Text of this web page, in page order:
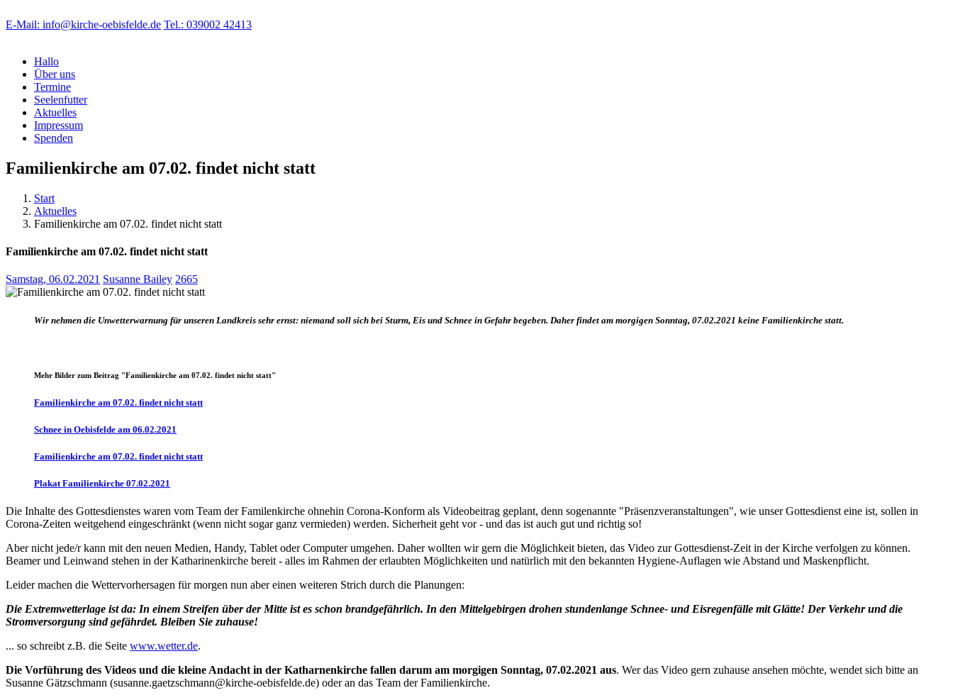
E-Mail: info@kirche-oebisfelde.de Tel.: 039002 42413
Hallo
Über uns
Termine
Seelenfutter
Aktuelles
Impressum
Spenden
Familienkirche am 07.02. findet nicht statt
Start
Aktuelles
Familienkirche am 07.02. findet nicht statt
Familienkirche am 07.02. findet nicht statt
Samstag, 06.02.2021 Susanne Bailey 2665
Wir nehmen die Unwetterwarnung für unseren Landkreis sehr ernst: niemand soll sich bei Sturm, Eis und Schnee in Gefahr begeben. Daher findet am morgigen Sonntag, 07.02.2021 keine Familienkirche statt.
Mehr Bilder zum Beitrag "Familienkirche am 07.02. findet nicht statt"
Familienkirche am 07.02. findet nicht statt
Schnee in Oebisfelde am 06.02.2021
Familienkirche am 07.02. findet nicht statt
Plakat Familienkirche 07.02.2021
Die Inhalte des Gottesdienstes waren vom Team der Familenkirche ohnehin Corona-Konform als Videobeitrag geplant, denn sogenannte "Präsenzveranstaltungen", wie unser Gottesdienst eine ist, sollen in
Corona-Zeiten weitgehend eingeschränkt (wenn nicht sogar ganz vermieden) werden. Sicherheit geht vor - und das ist auch gut und richtig so!
Aber nicht jede/r kann mit den neuen Medien, Handy, Tablet oder Computer umgehen. Daher wollten wir gern die Möglichkeit bieten, das Video zur Gottesdienst-Zeit in der Kirche verfolgen zu können.
Beamer und Leinwand stehen in der Katharinenkirche bereit - alles im Rahmen der erlaubten Möglichkeiten und natürlich mit den bekannten Hygiene-Auflagen wie Abstand und Maskenpflicht.
Leider machen die Wettervorhersagen für morgen nun aber einen weiteren Strich durch die Planungen:
Die Extremwetterlage ist da: In einem Streifen über der Mitte ist es schon brandgefährlich. In den Mittelgebirgen drohen stundenlange Schnee- und Eisregenfälle mit Glätte! Der Verkehr und die
Stromversorgung sind gefährdet. Bleiben Sie zuhause!
... so schreibt z.B. die Seite www.wetter.de.
Die Vorführung des Videos und die kleine Andacht in der Katharnenkirche fallen darum am morgigen Sonntag, 07.02.2021 aus. Wer das Video gern zuhause ansehen möchte, wendet sich bitte an
Susanne Gätzschmann (susanne.gaetzschmann@kirche-oebisfelde.de) oder an das Team der Familienkirche.